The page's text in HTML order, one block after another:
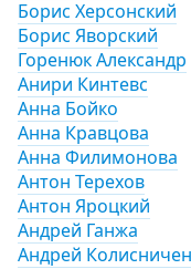
Борис Херсонский
Борис Яворский
Горенюк Александр
Анири Кинтевс
Анна Бойко
Анна Кравцова
Анна Филимонова
Антон Терехов
Антон Яроцкий
Андрей Ганжа
Андрей